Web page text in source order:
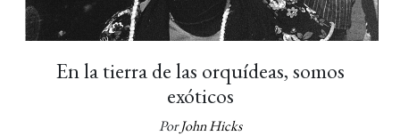
En la tierra de las orquídeas, somos
exóticos
PorJohn Hicks